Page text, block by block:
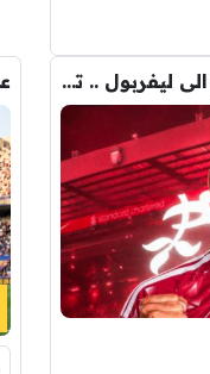
رومانو : برشلونة يُعير أراوخو الى ليفربول .. تفاصيل الصفقة